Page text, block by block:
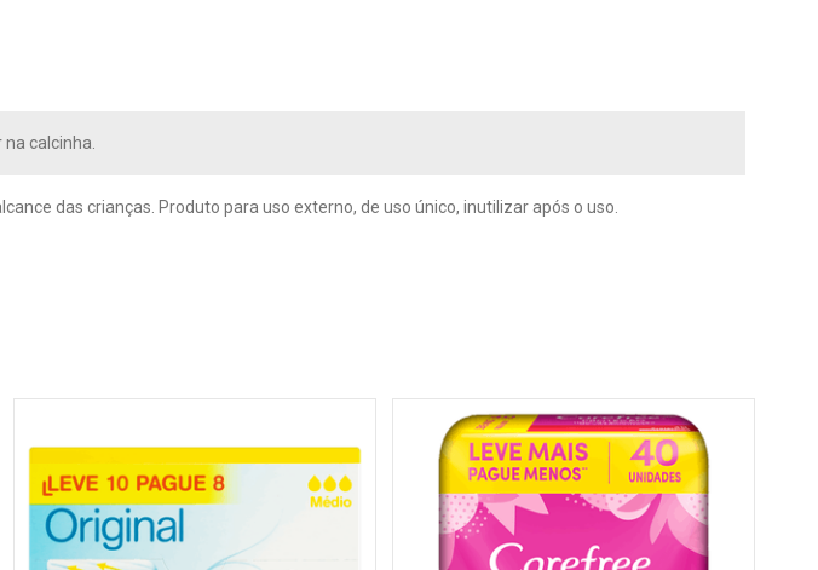
calcinha.
das crianças. Produto para uso externo, de uso único, inutilizar após o uso.